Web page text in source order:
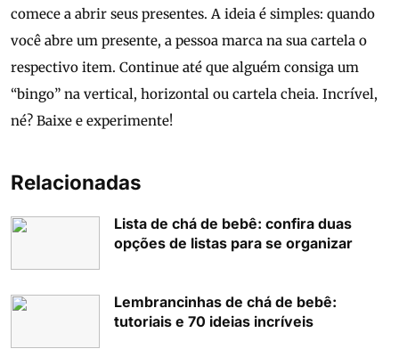
comece a abrir seus presentes. A ideia é simples: quando
você abre um presente, a pessoa marca na sua cartela o
respectivo item. Continue até que alguém consiga um
“bingo” na vertical, horizontal ou cartela cheia. Incrível,
né? Baixe e experimente!
Relacionadas
Lista de chá de bebê: confira duas
opções de listas para se organizar
Lembrancinhas de chá de bebê:
tutoriais e 70 ideias incríveis